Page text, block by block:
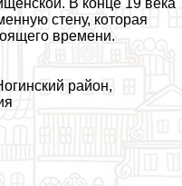
стену, которая
времени.
район,